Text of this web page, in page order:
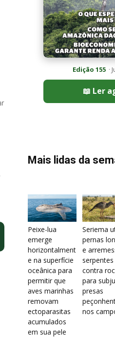
Edição 155·
📖 Ler
Mais lidas da
Peixe-lua
emerge
horizontalment
e na superfície
oceânica para
permitir que
aves marinhas
removam
ectoparasitas
acumulados
em sua pele
Seriema
pernas
e
serpentes
contra
para
presas
nos